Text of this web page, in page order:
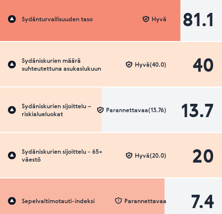
Sydänturvallisuuden taso 81.1
Hyvä
Sydäniskurien määrä
suhteutettuna asukaslukuun
40
Hyvä(40.0)
Sydäniskurien sijoittelu –
riskialueluokat
13.7
Parannettavaa(13.76)
Sydäniskurien sijoittelu - 65+
väestö
20
Hyvä(20.0)
Sepelvaltimotauti-indeksi 7.4
Parannettavaa